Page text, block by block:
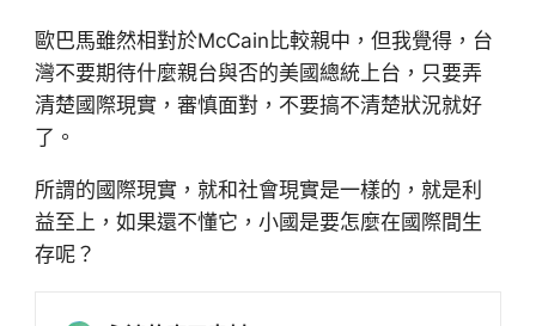
歐巴馬雖然相對於McCain比較親中，但我覺得，台
灣不要期待什麼親台與否的美國總統上台，只要弄
清楚國際現實，審慎面對，不要搞不清楚狀況就好
了。
所謂的國際現實，就和社會現實是一樣的，就是利
益至上，如果還不懂它，小國是要怎麼在國際間生
存呢？